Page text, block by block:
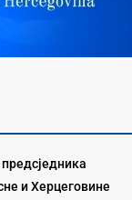
и Херцеговине